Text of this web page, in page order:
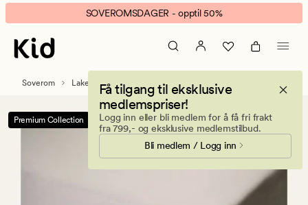
Egyptian
cotton
laken
flatt
banner.
Klikk
ESCAPE
pause.
SOVEROMSDAGER - opptil 50%
Få tilgang til eksklusive
medlemspriser!
Logg inn eller bli medlem for å få fri frakt
fra 799,- og eksklusive medlemstilbud.
Bli medlem / Logg inn
Soverom Laken Flate laken
Premium Collection -50%